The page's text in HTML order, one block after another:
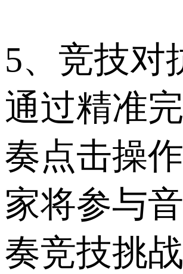
5、竞技对
通过精准
奏点击操
家将参与
奏竞技挑